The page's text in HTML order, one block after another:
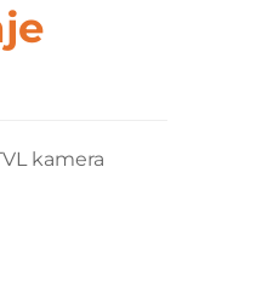
kamera